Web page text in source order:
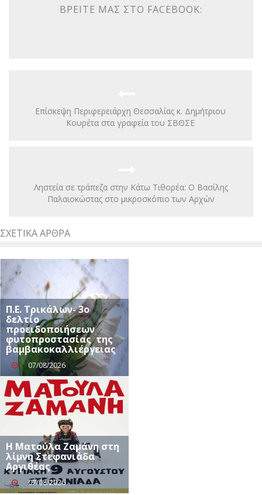
ΒΡΕΊΤΕ ΜΑΣ ΣΤΟ FACEBOOK:
Επίσκεψη Περιφερειάρχη Θεσσαλίας κ. Δημήτριου
Κουρέτα στα γραφεία του ΣΒΘΣΕ
Ληστεία σε τράπεζα στην Κάτω Τιθορέα: Ο Βασίλης
Παλαιοκώστας στο μικροσκόπιο των Αρχών
ΣΧΕΤΙΚΆ ΆΡΘΡΑ
Π.Ε. Τρικάλων- 3ο
δελτίο
προειδοποιήσεων
φυτοπροστασίας της
βαμβακοκαλλιέργειας
07/08/2026
Η Ματούλα Ζαμάνη στη
λίμνη Στεφανιάδα
Αργιθέας
07/08/2026